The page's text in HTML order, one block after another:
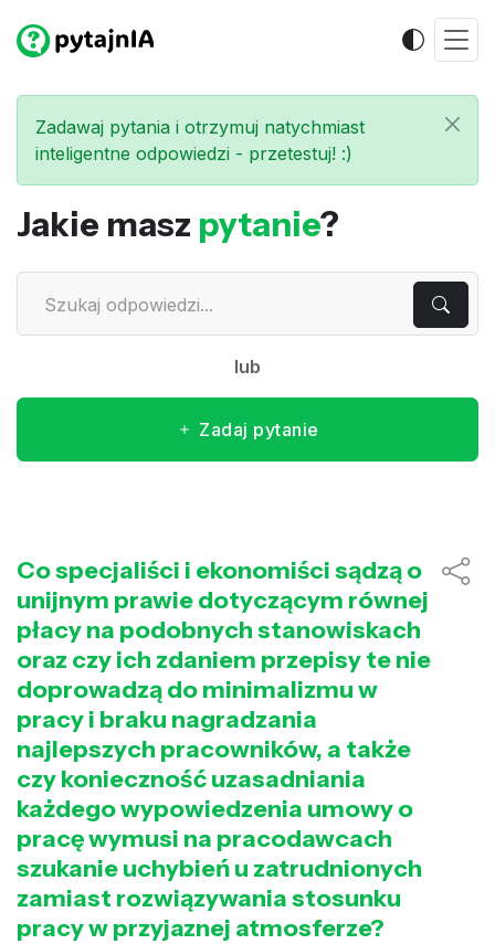
Zadawaj pytania i otrzymuj natychmiast
inteligentne odpowiedzi - przetestuj! :)
Jakie masz pytanie?
lub
Zadaj pytanie
Co specjaliści i ekonomiści sądzą o
unijnym prawie dotyczącym równej
płacy na podobnych stanowiskach
oraz czy ich zdaniem przepisy te nie
doprowadzą do minimalizmu w
pracy i braku nagradzania
najlepszych pracowników, a także
czy konieczność uzasadniania
każdego wypowiedzenia umowy o
pracę wymusi na pracodawcach
szukanie uchybień u zatrudnionych
zamiast rozwiązywania stosunku
pracy w przyjaznej atmosferze?